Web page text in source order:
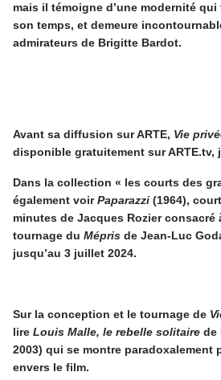
mais il témoigne d’une modernité
son temps, et demeure
admirateurs de Brigitte Bardot.
Avant sa diffusion sur ARTE, Vie
disponible gratuitement sur ARTE.tv,
Dans la collection « les courts des
également voir Paparazzi (1964),
minutes de Jacques Rozier
tournage du Mépris de Jean-Luc
jusqu’au 3 juillet 2024.
Sur la conception et le tournage de
lire Louis Malle, le rebelle solitaire de
2003) qui se montre paradoxalement
envers le film.